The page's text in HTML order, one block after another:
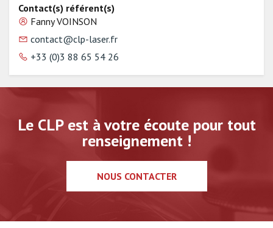
Contact(s) référent(s)
Fanny VOINSON
contact@clp-laser.fr
+33 (0)3 88 65 54 26
Le CLP est à votre écoute pour tout
renseignement !
NOUS CONTACTER